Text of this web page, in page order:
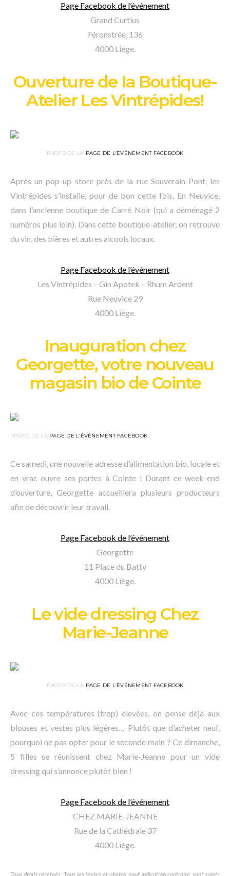
Page Facebook de l’événement
Grand Curtius
Féronstrée, 136
4000 Liège.
Ouverture de la Boutique-
Atelier Les Vintrépides!
PHOTO DE LA PAGE DE L’ÉVÉNEMENT FACEBOOK
Après un pop-up store près de la rue Souverain-Pont, les
Vintrépides s’installe, pour de bon cette fois, En Neuvice,
dans l’ancienne boutique de Carré Noir (qui a déménagé 2
numéros plus loin). Dans cette boutique-atelier, on retrouve
du vin, des bières et autres alcools locaux.
Page Facebook de l’événement
Les Vintrépides – Gin Apotek – Rhum Ardent
Rue Neuvice 29
4000 Liège.
Inauguration chez
Georgette, votre nouveau
magasin bio de Cointe
PHOTO DE LA PAGE DE L’ÉVÉNEMENT FACEBOOK
Ce samedi, une nouvelle adresse d’alimentation bio, locale et
en vrac ouvre ses portes à Cointe ! Durant ce week-end
d’ouverture, Georgette accueillera plusieurs producteurs
afin de découvrir leur travail.
Page Facebook de l’événement
Georgette
11 Place du Batty
4000 Liège.
Le vide dressing Chez
Marie-Jeanne
PHOTO DE LA PAGE DE L’ÉVÉNEMENT FACEBOOK
Avec ces températures (trop) élevées, on pense déjà aux
blouses et vestes plus légères… Plutôt que d’acheter neuf,
pourquoi ne pas opter pour le seconde main ? Ce dimanche,
5 filles se réunissent chez Marie-Jeanne pour un vide
dressing qui s’annonce plutôt bien !
Page Facebook de l’événement
CHEZ MARIE-JEANNE
Rue de la Cathédrale 37
4000 Liège.
Tous droits réservés. Tous les textes et photos, sauf indication contraire, sont sujets